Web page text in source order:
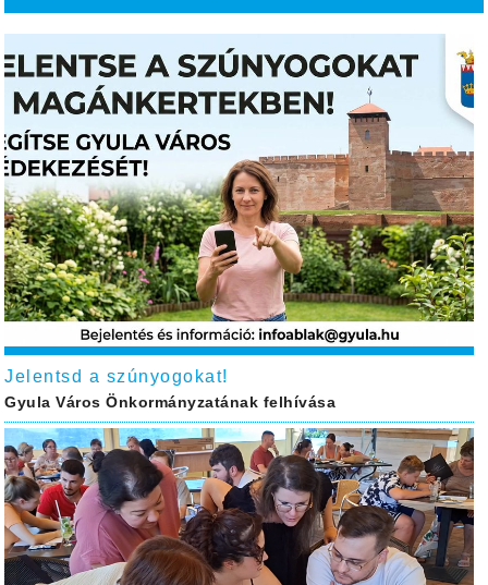
Jelentsd a szúnyogokat!
Gyula Város Önkormányzatának felhívása